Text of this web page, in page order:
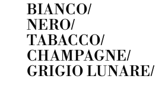
BIANCO/
NERO/
TABACCO/
CHAMPAGNE/
GRIGIO LUNARE/